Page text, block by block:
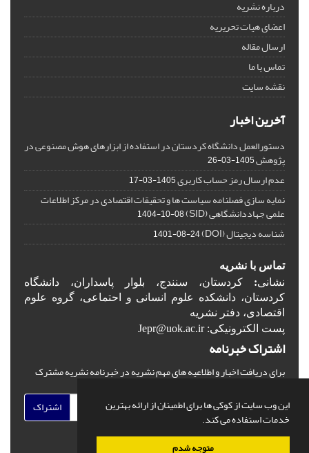
این وب سایت از کوکی ها برای اطمینان از ارائه بهترین
خدمات استفاده می کند.
متوجه شدم
درباره نشریه
اعضای هیات تحریریه
ارسال مقاله
تماس با ما
نقشه سایت
آخرین اخبار
دستورالعمل دانشگاه کردستان در استفاده از ابزارهای هوش مصنوعی در
پژوهش1405-03-26
عدم ارسال رمز حساب کاربری1405-03-17
نمایه سازی فصلنامه سیاست ها و تحقیقات اقتصادی در مرکز اطلاعات
علمی جهاددانشگاهی (SID) 1404-10-08
شناسه دیجیتال (DOI) 1401-08-24
تماس با نشریه
نشانی: کردستان، سنندج، بلوار پاسداران، دانشگاه
کردستان، دانشکده علوم انسانی و احتماعی، گروه علوم
اقتصادی، دفتر نشریه
پست الکترونیکی: Jepr@uok.ac.ir
اشتراک خبرنامه
برای دریافت اخبار و اطلاعیه های مهم نشریه در خبرنامه نشریه مشترک
اشتراک